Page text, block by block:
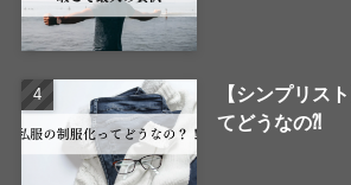
【シンプリス
てどうなの⁈